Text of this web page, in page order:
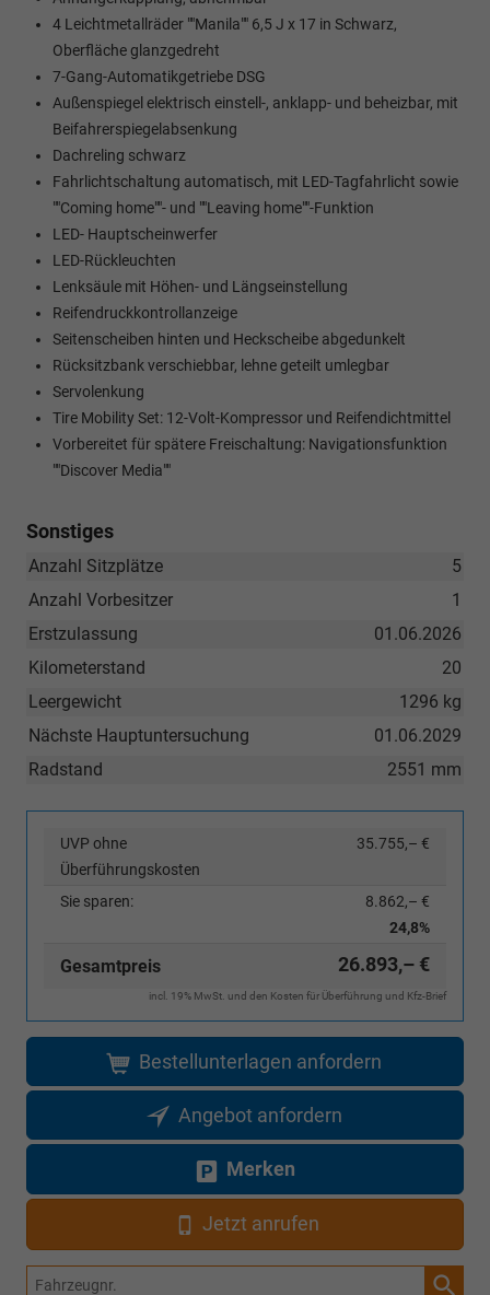
4 Leichtmetallräder ""Manila"" 6,5 J x 17 in Schwarz,
Oberfläche glanzgedreht
7-Gang-Automatikgetriebe DSG
Außenspiegel elektrisch einstell-, anklapp- und beheizbar, mit
Beifahrerspiegelabsenkung
Dachreling schwarz
Fahrlichtschaltung automatisch, mit LED-Tagfahrlicht sowie
""Coming home""- und ""Leaving home""-Funktion
LED- Hauptscheinwerfer
LED-Rückleuchten
Lenksäule mit Höhen- und Längseinstellung
Reifendruckkontrollanzeige
Seitenscheiben hinten und Heckscheibe abgedunkelt
Rücksitzbank verschiebbar, lehne geteilt umlegbar
Servolenkung
Tire Mobility Set: 12-Volt-Kompressor und Reifendichtmittel
Vorbereitet für spätere Freischaltung: Navigationsfunktion
""Discover Media""
Sonstiges
5
Anzahl Sitzplätze
1
Anzahl Vorbesitzer
01.06.2026
Erstzulassung
20
Kilometerstand
1296 kg
Leergewicht
01.06.2029
Nächste Hauptuntersuchung
2551 mm
Radstand
UVP ohne
Überführungskosten
35.755,– €
Sie sparen:
8.862,– €
24,8%
Gesamtpreis 26.893,– €
incl. 19% MwSt. und den Kosten für Überführung und Kfz-Brief
Bestellunterlagen anfordern
Angebot anfordern
Merken
Jetzt anrufen
Fahrzeugnr.